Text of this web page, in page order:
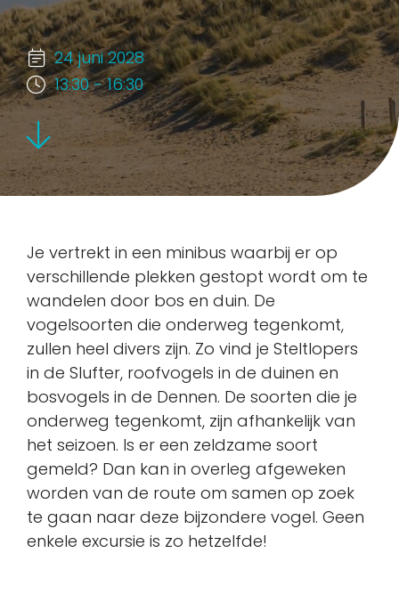
24 juni 2028
13:30 - 16:30
Je vertrekt in een minibus waarbij er op
verschillende plekken gestopt wordt om te
wandelen door bos en duin. De
vogelsoorten die onderweg tegenkomt,
zullen heel divers zijn. Zo vind je Steltlopers
in de Slufter, roofvogels in de duinen en
bosvogels in de Dennen. De soorten die je
onderweg tegenkomt, zijn afhankelijk van
het seizoen. Is er een zeldzame soort
gemeld? Dan kan in overleg afgeweken
worden van de route om samen op zoek
te gaan naar deze bijzondere vogel. Geen
enkele excursie is zo hetzelfde!